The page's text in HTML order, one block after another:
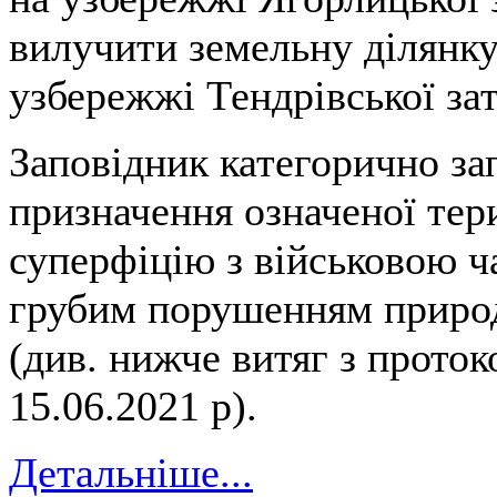
вилучити земельну
узбережжі Тендрівської
Заповідник категорично
призначення означеної
суперфіцію з військовою
грубим порушенням
(див. нижче витяг з
15.06.2021 р).
Детальніше...